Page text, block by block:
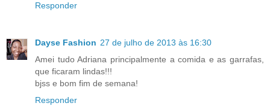
Responder
Dayse Fashion 27 de julho de 2013 às 16:30
Amei tudo Adriana principalmente a comida e as garrafas,
que ficaram lindas!!!
bjss e bom fim de semana!
Responder